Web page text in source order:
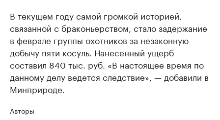
В текущем году самой громкой историей,
связанной с браконьерством, стало задержание
в феврале группы охотников за незаконную
добычу пяти косуль. Нанесенный ущерб
составил 840 тыс. руб. «В настоящее время по
данному делу ведется следствие», — добавили в
Минприроде.
Авторы